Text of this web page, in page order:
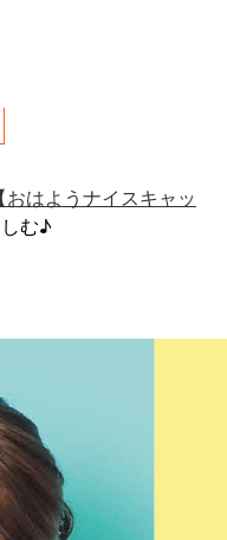
おはようナイスキャッ
しむ♪